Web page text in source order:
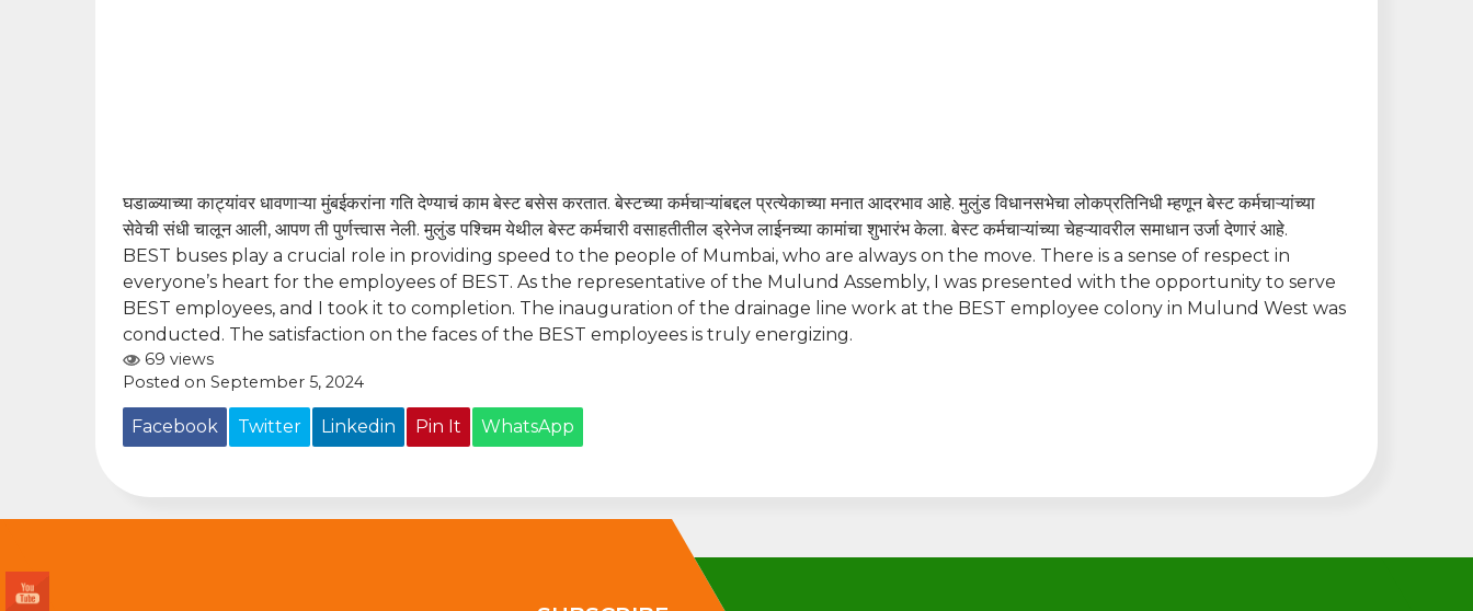
घडाळ्याच्या काट्यांवर धावणाऱ्या मुंबईकरांना गति देण्याचं काम बेस्ट बसेस करतात. बेस्टच्या कर्मचाऱ्यांबद्दल प्रत्येकाच्या मनात आदरभाव आहे. मुलुंड विधानसभेचा लोकप्रतिनिधी म्हणून बेस्ट कर्मचाऱ्यांच्या
सेवेची संधी चालून आली, आपण ती पुर्णत्त्वास नेली. मुलुंड पश्चिम येथील बेस्ट कर्मचारी वसाहतीतील ड्रेनेज लाईनच्या कामांचा शुभारंभ केला. बेस्ट कर्मचाऱ्यांच्या चेहऱ्यावरील समाधान उर्जा देणारं आहे.
BEST buses play a crucial role in providing speed to the people of Mumbai, who are always on the move. There is a sense of respect in
everyone’s heart for the employees of BEST. As the representative of the Mulund Assembly, I was presented with the opportunity to serve
BEST employees, and I took it to completion. The inauguration of the drainage line work at the BEST employee colony in Mulund West was
conducted. The satisfaction on the faces of the BEST employees is truly energizing.
69 views
Posted on September 5, 2024
Facebook Twitter Linkedin Pin It WhatsApp